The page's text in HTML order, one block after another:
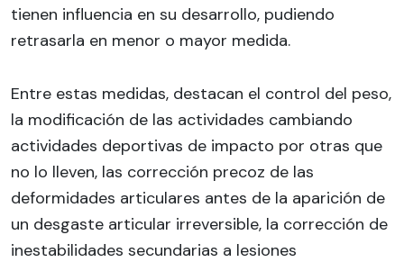
tienen influencia en su desarrollo, pudiendo
retrasarla en menor o mayor medida.
Entre estas medidas, destacan el control del peso,
la modificación de las actividades cambiando
actividades deportivas de impacto por otras que
no lo lleven, las corrección precoz de las
deformidades articulares antes de la aparición de
un desgaste articular irreversible, la corrección de
inestabilidades secundarias a lesiones